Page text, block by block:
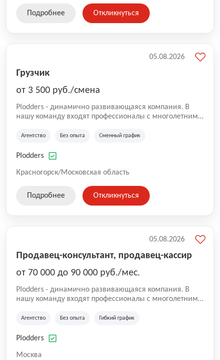
Подробнее Откликнуться
Грузчик
от 3 500 руб./смена
Plodders - динамично развивающаяся компания. В
нашу команду входят профессионалы с многолетним
на рынке аутсорсинга, а накопленный опыт позволяют
оказываемых услуг.
Агентство Без опыта Сменный график
Plodders
Красногорск/Московская область
05.08.2026
Подробнее Откликнуться
Продавец-консультант, продавец-кассир
от 70 000 до 90 000 руб./мес.
Plodders - динамично развивающаяся компания. В
нашу команду входят профессионалы с многолетним
на рынке аутсорсинга, а накопленный опыт позволяют
оказываемых услуг.
Агентство Без опыта Гибкий график
Plodders
Москва
05.08.2026